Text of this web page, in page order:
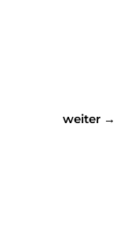
weiter →